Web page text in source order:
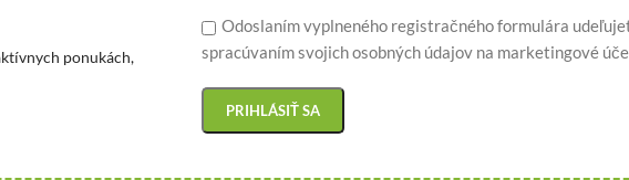
ponukách,
Odoslaním vyplneného registračného formulára
spracúvaním svojich osobných údajov na marketingové